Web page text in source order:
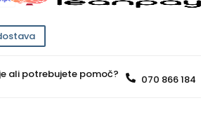
ali potrebujete pomoč? 070 866 184